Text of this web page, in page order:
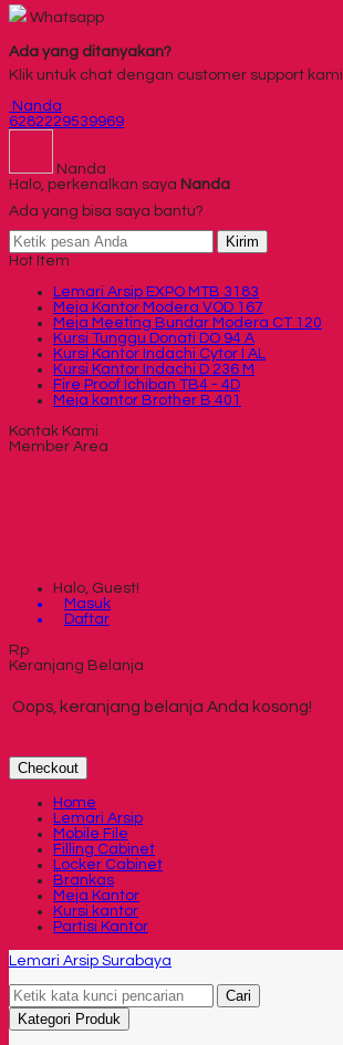
Whatsapp
Ada yang ditanyakan?
Klik untuk chat dengan customer support kami
Nanda
6282229539969
Nanda
Halo, perkenalkan saya Nanda
Ada yang bisa saya bantu?
Kirim
Hot Item
Lemari Arsip EXPO MTB 3183
Meja Kantor Modera VOD 167
Meja Meeting Bundar Modera CT 120
Kursi Tunggu Donati DO 94 A
Kursi Kantor Indachi Cytor I AL
Kursi Kantor Indachi D 236 M
Fire Proof Ichiban TB4 - 4D
Meja kantor Brother B 401
Kontak Kami
Member Area
Halo, Guest!
Masuk
Daftar
Rp
Keranjang Belanja
Oops, keranjang belanja Anda kosong!
Checkout
Home
Lemari Arsip
Mobile File
Filling Cabinet
Locker Cabinet
Brankas
Meja Kantor
Kursi kantor
Partisi Kantor
Lemari Arsip Surabaya
Cari
Kategori Produk